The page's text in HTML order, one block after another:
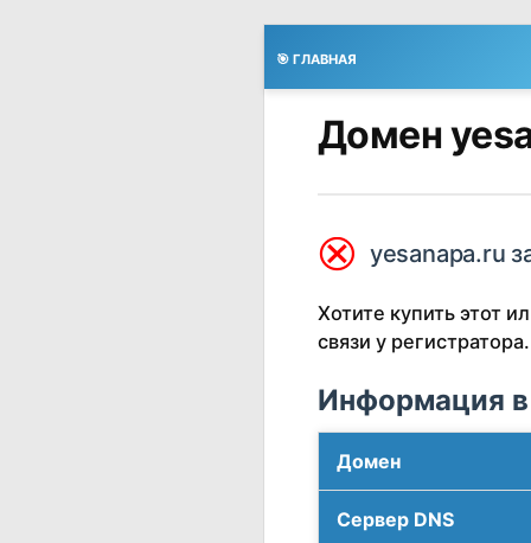
🎯 ГЛАВНАЯ
Домен
⮿ yesanapa.ru
Хотите купить этот
связи у регистратора.
Информация в
Домен
Сервер DNS